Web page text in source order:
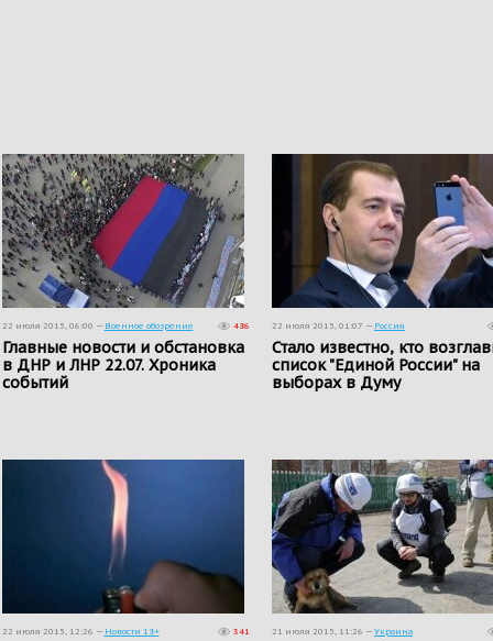
22 июля 2015, 06:00 — Военное обозрение 486
Главные новости и обстановка
в ДНР и ЛНР 22.07. Хроника
событий
22 июля 2015, 01:07 — Россия
Стало известно, кто
список "Единой России" на
выборах в Думу
22 июля 2015, 12:26 — Новости 18+ 341 21 июля 2015, 11:26 — Украина